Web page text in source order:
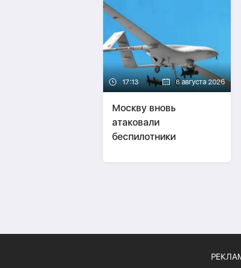
17:13 8 августа 2026
Москву вновь
атаковали
беспилотники